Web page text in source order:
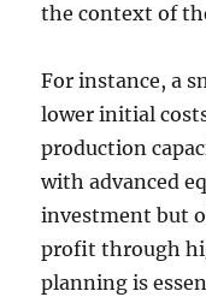
the context of
For instance, a
lower initial
production
with advanced
investment but
profit through
planning is